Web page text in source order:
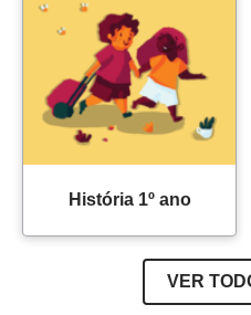
História 1º ano
VER